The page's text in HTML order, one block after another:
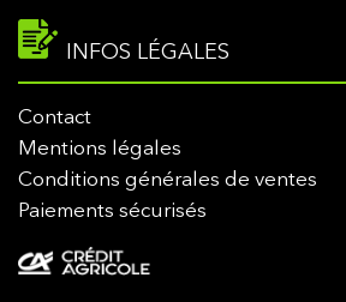
INFOS LÉGALES
Contact
Mentions légales
Conditions générales de ventes
Paiements sécurisés